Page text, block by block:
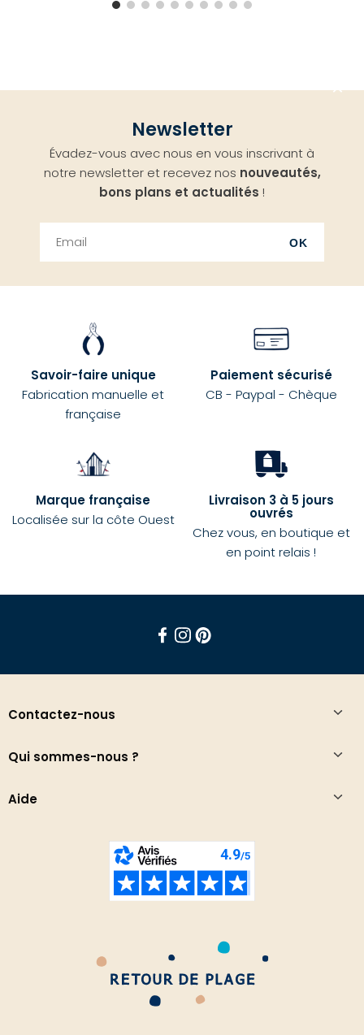
Newsletter
Évadez-vous avec nous en vous inscrivant à
notre newsletter et recevez nos nouveautés,
bons plans et actualités !
OK
Savoir-faire unique
Fabrication manuelle et
française
Paiement sécurisé
CB - Paypal - Chèque
Marque française
Localisée sur la côte Ouest
Livraison 3 à 5 jours
ouvrés
Chez vous, en boutique et
en point relais !
Contactez-nous
Qui sommes-nous ?
Aide